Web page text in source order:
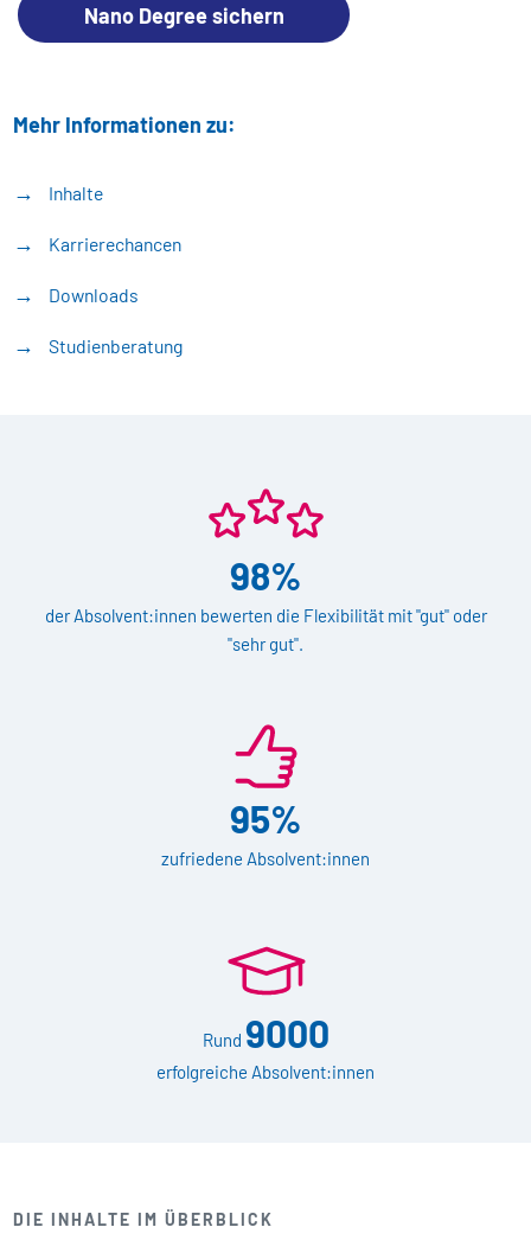
Nano Degree sichern
Mehr Informationen zu:
Inhalte
Karrierechancen
Downloads
Studienberatung
98%
der Absolvent:innen bewerten die Flexibilität mit "gut" oder
"sehr gut".
95%
zufriedene Absolvent:innen
Rund 9000
erfolgreiche Absolvent:innen
DIE INHALTE IM ÜBERBLICK